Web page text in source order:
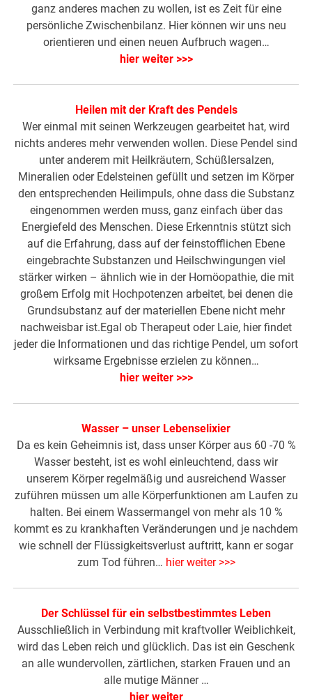
ganz anderes machen zu wollen, ist es Zeit für eine
persönliche Zwischenbilanz. Hier können wir uns neu
orientieren und einen neuen Aufbruch wagen…
hier weiter >>>
Heilen mit der Kraft des Pendels
Wer einmal mit seinen Werkzeugen gearbeitet hat, wird
nichts anderes mehr verwenden wollen. Diese Pendel sind
unter anderem mit Heilkräutern, Schüßlersalzen,
Mineralien oder Edelsteinen gefüllt und setzen im Körper
den entsprechenden Heilimpuls, ohne dass die Substanz
eingenommen werden muss, ganz einfach über das
Energiefeld des Menschen. Diese Erkenntnis stützt sich
auf die Erfahrung, dass auf der feinstofflichen Ebene
eingebrachte Substanzen und Heilschwingungen viel
stärker wirken – ähnlich wie in der Homöopathie, die mit
großem Erfolg mit Hochpotenzen arbeitet, bei denen die
Grundsubstanz auf der materiellen Ebene nicht mehr
nachweisbar ist.Egal ob Therapeut oder Laie, hier findet
jeder die Informationen und das richtige Pendel, um sofort
wirksame Ergebnisse erzielen zu können…
hier weiter >>>
Wasser – unser Lebenselixier
Da es kein Geheimnis ist, dass unser Körper aus 60 -70 %
Wasser besteht, ist es wohl einleuchtend, dass wir
unserem Körper regelmäßig und ausreichend Wasser
zuführen müssen um alle Körperfunktionen am Laufen zu
halten. Bei einem Wassermangel von mehr als 10 %
kommt es zu krankhaften Veränderungen und je nachdem
wie schnell der Flüssigkeitsverlust auftritt, kann er sogar
zum Tod führen… hier weiter >>>
Der Schlüssel für ein selbstbestimmtes Leben
Ausschließlich in Verbindung mit kraftvoller Weiblichkeit,
wird das Leben reich und glücklich. Das ist ein Geschenk
an alle wundervollen, zärtlichen, starken Frauen und an
alle mutige Männer …
hier weiter